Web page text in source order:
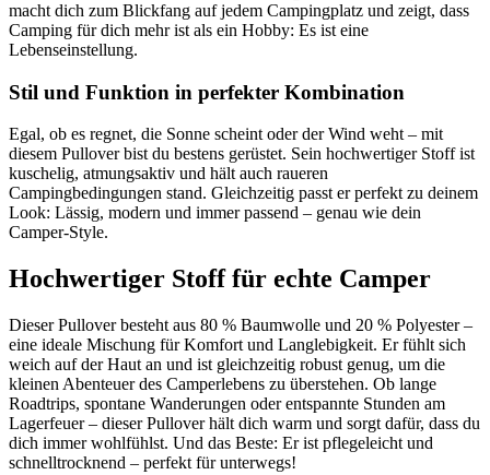
macht dich zum Blickfang auf jedem Campingplatz und zeigt, dass
Camping für dich mehr ist als ein Hobby: Es ist eine
Lebenseinstellung.
Stil und Funktion in perfekter Kombination
Egal, ob es regnet, die Sonne scheint oder der Wind weht – mit
diesem Pullover bist du bestens gerüstet. Sein hochwertiger Stoff ist
kuschelig, atmungsaktiv und hält auch raueren
Campingbedingungen stand. Gleichzeitig passt er perfekt zu deinem
Look: Lässig, modern und immer passend – genau wie dein
Camper-Style.
Hochwertiger Stoff für echte Camper
Dieser Pullover besteht aus 80 % Baumwolle und 20 % Polyester –
eine ideale Mischung für Komfort und Langlebigkeit. Er fühlt sich
weich auf der Haut an und ist gleichzeitig robust genug, um die
kleinen Abenteuer des Camperlebens zu überstehen. Ob lange
Roadtrips, spontane Wanderungen oder entspannte Stunden am
Lagerfeuer – dieser Pullover hält dich warm und sorgt dafür, dass du
dich immer wohlfühlst. Und das Beste: Er ist pflegeleicht und
schnelltrocknend – perfekt für unterwegs!